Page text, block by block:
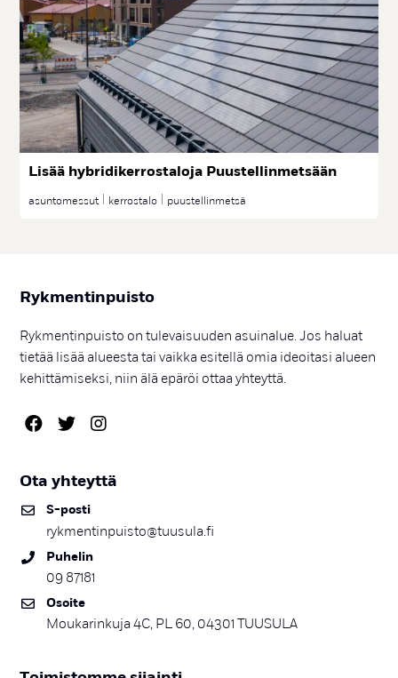
Li­sää hyb­ri­di­ker­ros­ta­lo­ja Puus­tel­lin­met­sään
asuntomessut kerrostalo puustellinmetsä
Ryk­men­tin­puis­to
Rykmentinpuisto on tulevaisuuden asuinalue. Jos haluat
tietää lisää alueesta tai vaikka esitellä omia ideoitasi alueen
kehittämiseksi, niin älä epäröi ottaa yhteyttä.
Ota yh­teyt­tä
S-pos­ti
rykmentinpuisto@tuusula.fi
Pu­he­lin
09 87181
Osoi­te
Moukarinkuja 4C, PL 60, 04301 TUUSULA